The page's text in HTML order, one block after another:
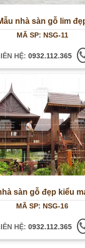
nhà sàn gỗ lim
MÃ SP: NSG-11
HỆ: 0932.112.365
sàn gỗ đẹp kiểu
MÃ SP: NSG-16
HỆ: 0932.112.365